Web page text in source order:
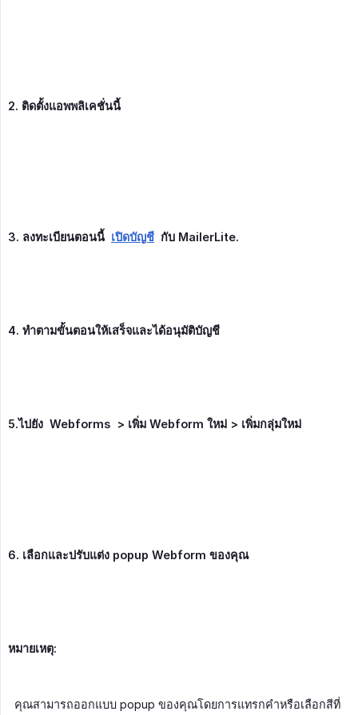
2. ติดตั้งแอพพลิเคชั่นนี้
3. ลงทะเบียนตอนนี้ เปิดบัญชี กับ MailerLite.
4. ทำตามขั้นตอนให้เสร็จและได้อนุมัติบัญชี
5.ไปยัง  Webforms  > เพิ่ม Webform ใหม่ > เพิ่มกลุ่มใหม่
6. เลือกและปรับแต่ง popup Webform ของคุณ
หมายเหตุ:
คุณสามารถออกแบบ popup ของคุณโดยการแทรกคำหรือเลือกสีที่